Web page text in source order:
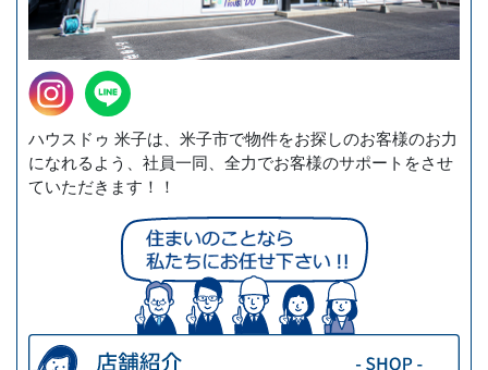
ハウスドゥ 米子は、米子市で物件をお探しのお客様のお力
になれるよう、社員一同、全力でお客様のサポートをさせ
ていただきます！！